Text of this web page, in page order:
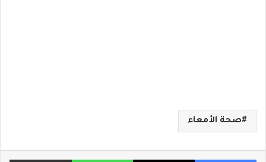
صحة الأمعاء
فيسبوك X واتساب مشاركة